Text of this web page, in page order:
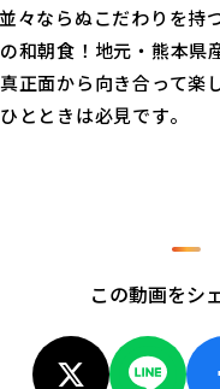
々ならぬこだわりを持
和朝食！地元・熊本
正面から向き合って楽
とときは必見です。
この動画をシ